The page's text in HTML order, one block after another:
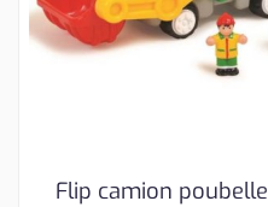
Flip camion poubelle